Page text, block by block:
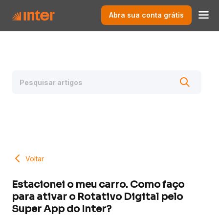
Abra sua conta grátis
Voltar
Estacionei o meu carro. Como faço
para ativar o Rotativo Digital pelo
Super App do Inter?